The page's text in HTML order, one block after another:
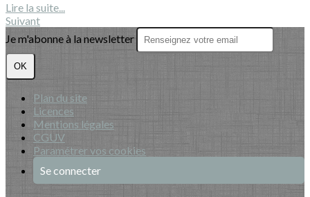
Lire la suite...
Suivant
Je m'abonne à la newsletter
OK
Plan du site
Licences
Mentions légales
CGUV
Paramétrer vos cookies
Se connecter